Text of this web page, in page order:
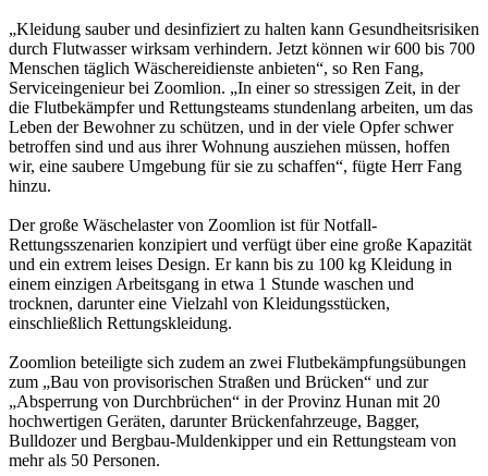
„Kleidung sauber und desinfiziert zu halten kann Gesundheitsrisiken
durch Flutwasser wirksam verhindern. Jetzt können wir 600 bis 700
Menschen täglich Wäschereidienste anbieten“, so Ren Fang,
Serviceingenieur bei Zoomlion. „In einer so stressigen Zeit, in der
die Flutbekämpfer und Rettungsteams stundenlang arbeiten, um das
Leben der Bewohner zu schützen, und in der viele Opfer schwer
betroffen sind und aus ihrer Wohnung ausziehen müssen, hoffen
wir, eine saubere Umgebung für sie zu schaffen“, fügte Herr Fang
hinzu.
Der große Wäschelaster von Zoomlion ist für Notfall-
Rettungsszenarien konzipiert und verfügt über eine große Kapazität
und ein extrem leises Design. Er kann bis zu 100 kg Kleidung in
einem einzigen Arbeitsgang in etwa 1 Stunde waschen und
trocknen, darunter eine Vielzahl von Kleidungsstücken,
einschließlich Rettungskleidung.
Zoomlion beteiligte sich zudem an zwei Flutbekämpfungsübungen
zum „Bau von provisorischen Straßen und Brücken“ und zur
„Absperrung von Durchbrüchen“ in der Provinz Hunan mit 20
hochwertigen Geräten, darunter Brückenfahrzeuge, Bagger,
Bulldozer und Bergbau-Muldenkipper und ein Rettungsteam von
mehr als 50 Personen.